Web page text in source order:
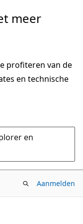
meer
profiteren van de
en technische
en
Aanmelden